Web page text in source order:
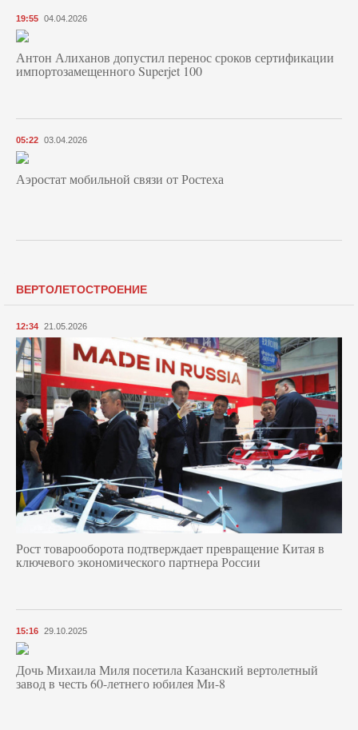
19:55 04.04.2026
Антон Алиханов допустил перенос сроков сертификации
импортозамещенного Superjet 100
05:22 03.04.2026
Аэростат мобильной связи от Ростеха
ВЕРТОЛЕТОСТРОЕНИЕ
12:34 21.05.2026
Рост товарооборота подтверждает превращение Китая в
ключевого экономического партнера России
15:16 29.10.2025
Дочь Михаила Миля посетила Казанский вертолетный
завод в честь 60-летнего юбилея Ми-8